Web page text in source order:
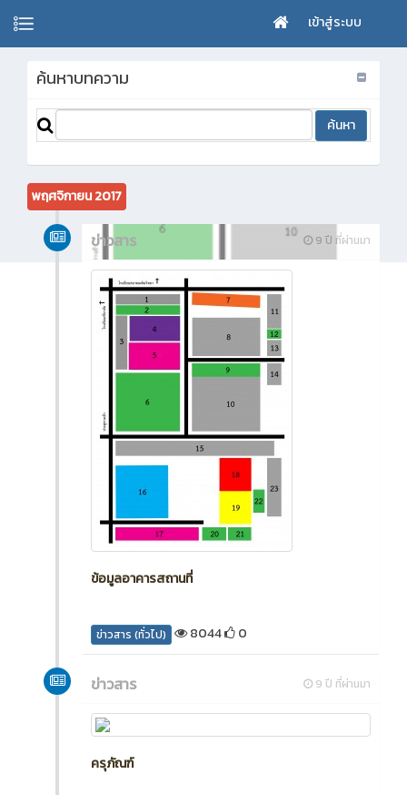
เข้าสู่ระบบ
ค้นหาบทความ
พฤศจิกายน 2017
9 ปี ที่ผ่านมา
ข่าวสาร
ข้อมูลอาคารสถานที่
ข่าวสาร (ทั่วไป) 8044 0
9 ปี ที่ผ่านมา
ข่าวสาร
ครุภัณฑ์